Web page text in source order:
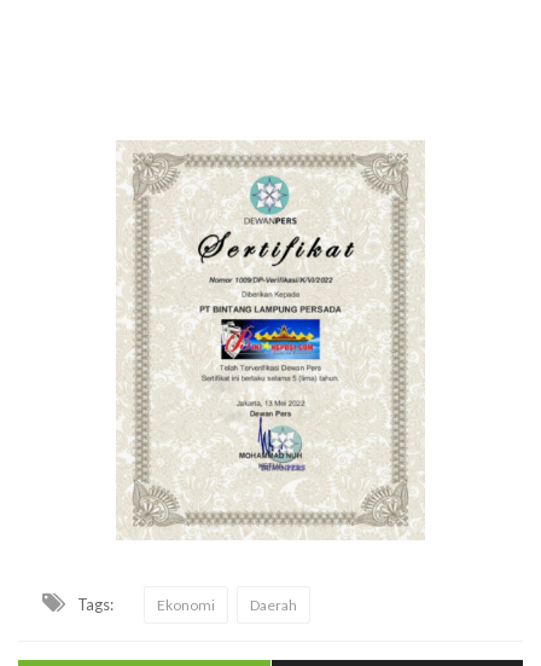
Tags: Ekonomi Daerah